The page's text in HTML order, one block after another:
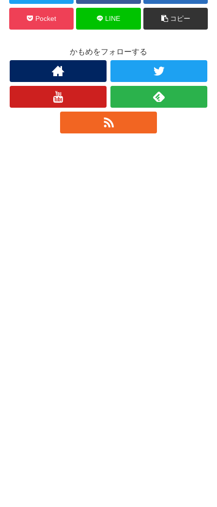
Pocket LINE コピー
かもめをフォローする